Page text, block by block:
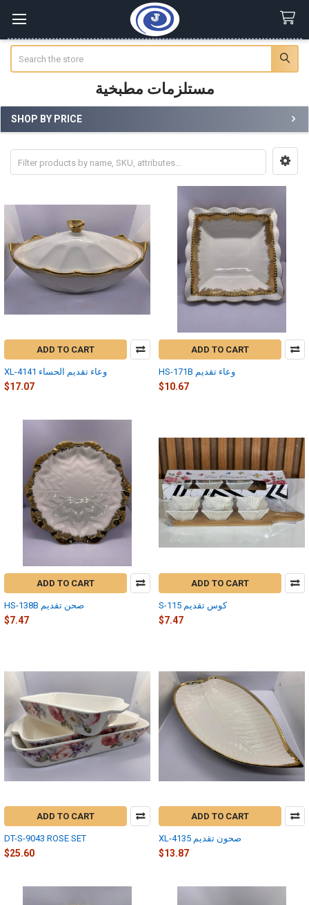
مستلزمات مطبخية
Sidebar
SHOP BY PRICE
ADD TO CART
XL-4141 وعاء تقديم الحساء
$17.07
ADD TO CART
HS-171B وعاء تقديم
$10.67
ADD TO CART
HS-138B صحن تقديم
$7.47
ADD TO CART
S-115 كوس تقديم
$7.47
ADD TO CART
DT-S-9043 ROSE SET
$25.60
ADD TO CART
XL-4135 صحون تقديم
$13.87